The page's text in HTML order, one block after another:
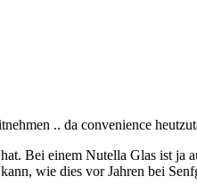
.. da convenience
Bei einem Nutella Glas ist ja
wie dies vor Jahren bei